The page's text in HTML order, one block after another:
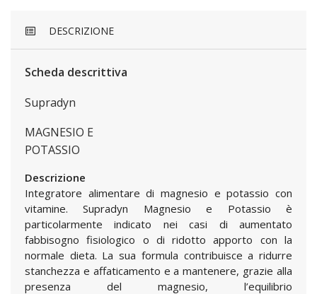
DESCRIZIONE
Scheda descrittiva
Supradyn
MAGNESIO E
POTASSIO
Descrizione
Integratore alimentare di magnesio e potassio con
vitamine. Supradyn Magnesio e Potassio è
particolarmente indicato nei casi di aumentato
fabbisogno fisiologico o di ridotto apporto con la
normale dieta. La sua formula contribuisce a ridurre
stanchezza e affaticamento e a mantenere, grazie alla
presenza del magnesio, l’equilibrio